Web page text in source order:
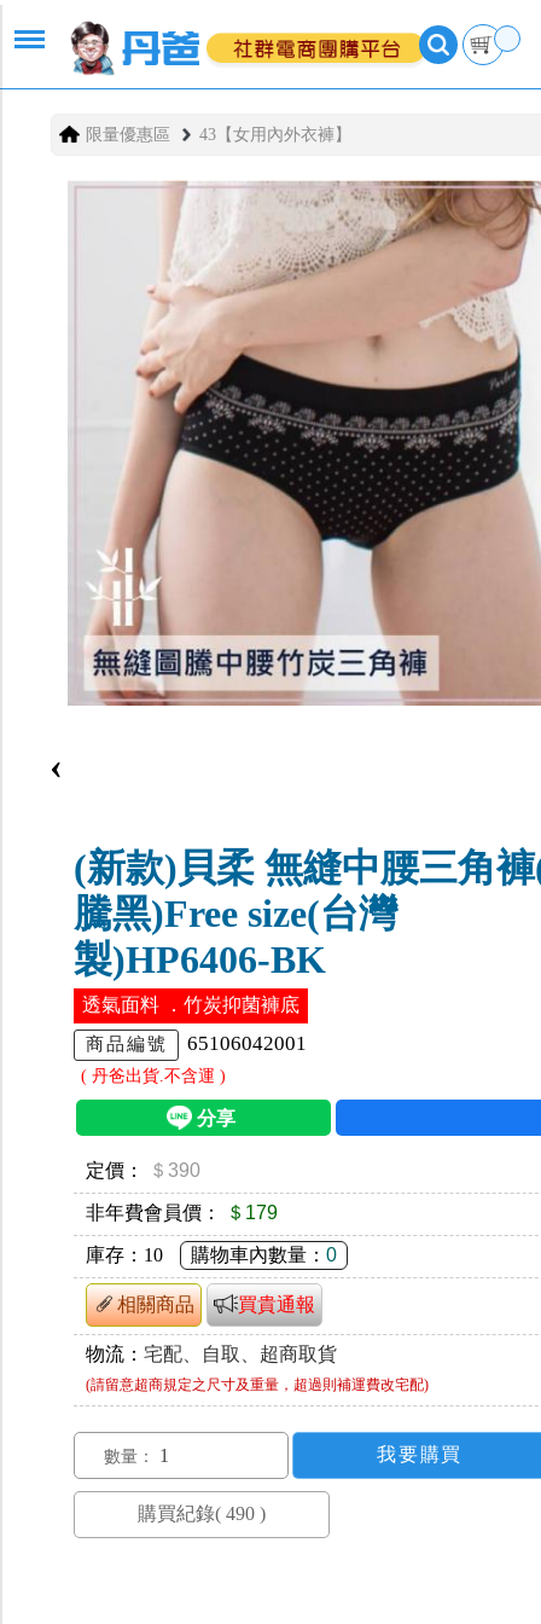
限量優惠區 43【女用內外衣褲】
‹
(新款)貝柔 無縫中腰三角
騰黑)Free size(台灣
製)HP6406-BK
透氣面料 ．竹炭抑菌褲底
商品編號 65106042001
( 丹爸出貨.不含運 )
定價： ＄390
非年費會員價： ＄179
庫存： 10 購物車內數量： 0
相關商品 買貴通報
物流： 宅配、自取、超商取貨
(請留意超商規定之尺寸及重量，超過則補運費改宅配)
數量：